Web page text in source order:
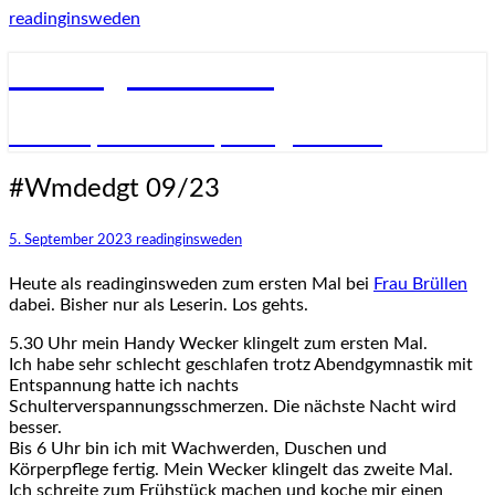
Skip
readinginsweden
#Wmdedgt
#Wmdedgt 09/23
5. September 2023 readinginsweden
Heute als readinginsweden zum ersten Mal bei Frau Brüllen
dabei. Bisher nur als Leserin. Los gehts.
5.30 Uhr mein Handy Wecker klingelt zum ersten Mal.
Ich habe sehr schlecht geschlafen trotz Abendgymnastik mit
Entspannung hatte ich nachts
Schulterverspannungsschmerzen. Die nächste Nacht wird
besser.
Bis 6 Uhr bin ich mit Wachwerden, Duschen und
Körperpflege fertig. Mein Wecker klingelt das zweite Mal.
Ich schreite zum Frühstück machen und koche mir einen